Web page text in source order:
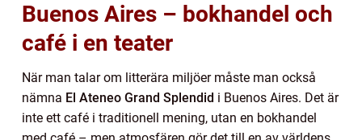
Buenos Aires – bokhandel och
café i en teater
När man talar om litterära miljöer måste man också
nämna El Ateneo Grand Splendid i Buenos Aires. Det är
inte ett café i traditionell mening, utan en bokhandel